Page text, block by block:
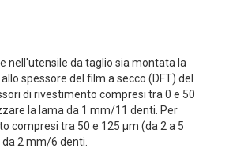
nell'utensile da taglio sia montata la
spessore del film a secco (DFT) del
di rivestimento compresi tra 0 e 50
la lama da 1 mm/11 denti. Per
compresi tra 50 e 125 µm (da 2 a 5
2 mm/6 denti.